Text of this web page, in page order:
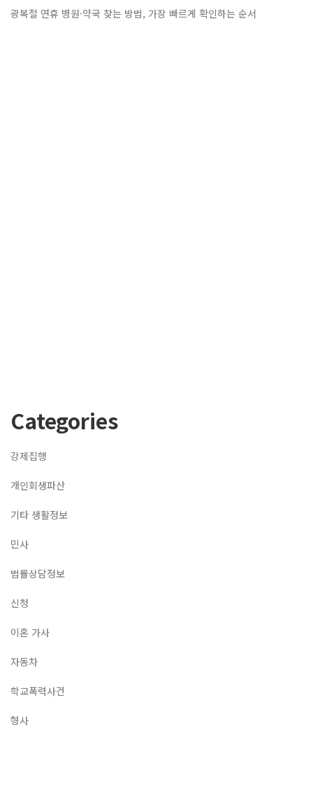
광복절 연휴 병원·약국 찾는 방법, 가장 빠르게 확인하는 순서
Categories
강제집행
개인회생파산
기타 생활정보
민사
법률상담정보
신청
이혼 가사
자동차
학교폭력사건
형사